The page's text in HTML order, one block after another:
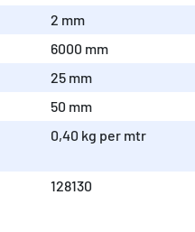
2 mm
6000 mm
25 mm
50 mm
0,40 kg per mtr
128130